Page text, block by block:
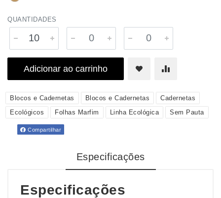
QUANTIDADES
Adicionar ao carrinho
Blocos e Cadernetas Blocos e Cadernetas
Cadernetas
Ecológicos
Folhas Marfim Linha Ecológica Sem Pauta
Compartilhar
Especificações
Especificações